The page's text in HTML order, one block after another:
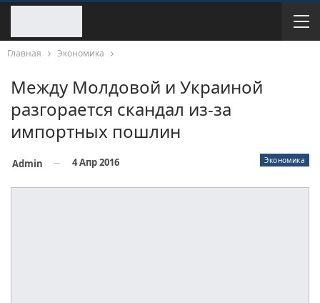
Главная Экономика
Между Молдовой и Украиной
разгорается скандал из-за
импортных пошлин
Экономика
Admin 4 Апр 2016